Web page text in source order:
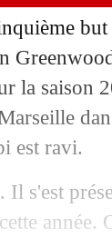
la saison
est ravi.
s'est
année.
un départ,
met la